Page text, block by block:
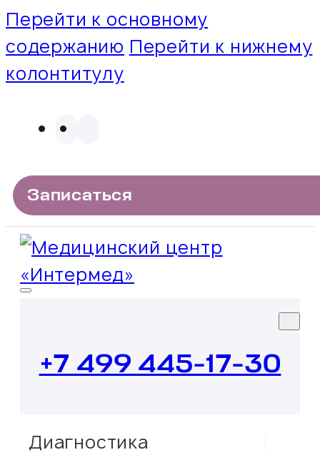
Перейти к основному
содержанию Перейти к нижнему
колонтитулу
Записаться
+7 499 445-17-30
Диагностика